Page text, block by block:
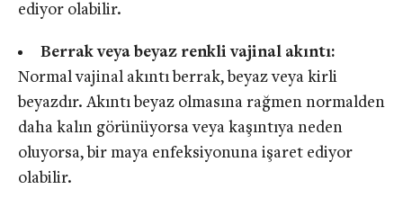
ediyor olabilir.
Berrak veya beyaz renkli vajinal akıntı:
Normal vajinal akıntı berrak, beyaz veya kirli
beyazdır. Akıntı beyaz olmasına rağmen normalden
daha kalın görünüyorsa veya kaşıntıya neden
oluyorsa, bir maya enfeksiyonuna işaret ediyor
olabilir.